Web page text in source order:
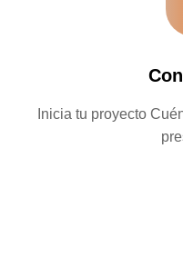
Inicia tu proyecto